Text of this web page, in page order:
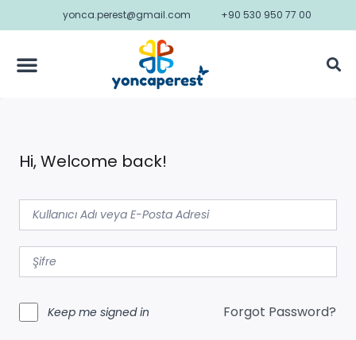
yonca.perest@gmail.com +90 530 950 77 00
Hi, Welcome back!
Keep me signed in Forgot Password?